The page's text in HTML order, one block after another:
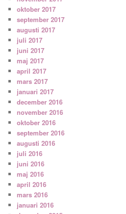
oktober 2017
september 2017
augusti 2017
juli 2017
juni 2017
maj 2017
april 2017
mars 2017
januari 2017
december 2016
november 2016
oktober 2016
september 2016
augusti 2016
juli 2016
juni 2016
maj 2016
april 2016
mars 2016
januari 2016